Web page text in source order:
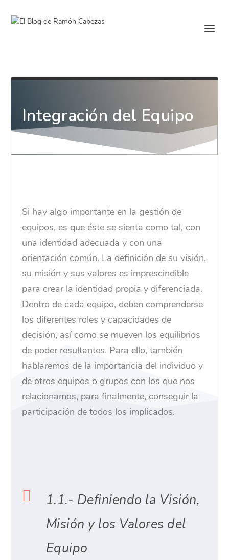
Integración del Equipo
Si hay algo importante en la gestión de
equipos, es que éste se sienta como tal, con
una identidad adecuada y con una
orientación común. La definición de su visión,
su misión y sus valores es imprescindible
para crear la identidad propia y diferenciada.
Dentro de cada equipo, deben comprenderse
los diferentes roles y capacidades de
decisión, así como se mueven los equilibrios
de poder resultantes. Para ello, también
hablaremos de la importancia del individuo y
de otros equipos o grupos con los que nos
relacionamos, para finalmente, conseguir la
participación de todos los implicados.

1.1.- Definiendo la Visión,
Misión y los Valores del
Equipo